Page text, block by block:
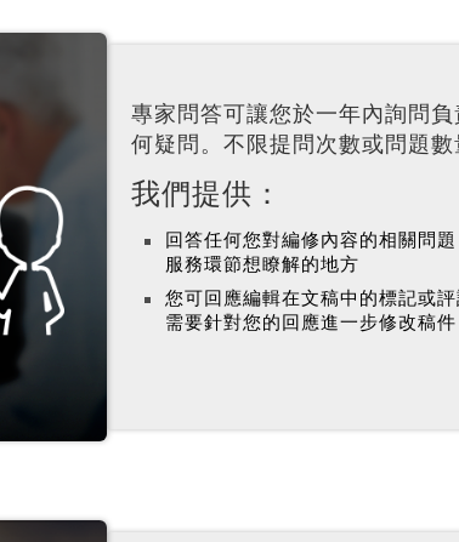
專家問答可讓您於一年內詢問
何疑問。不限提問次數或問題
我們提供：
回答任何您對編修內容的相關問
服務環節想瞭解的地方
您可回應編輯在文稿中的標記或
需要針對您的回應進一步修改稿件